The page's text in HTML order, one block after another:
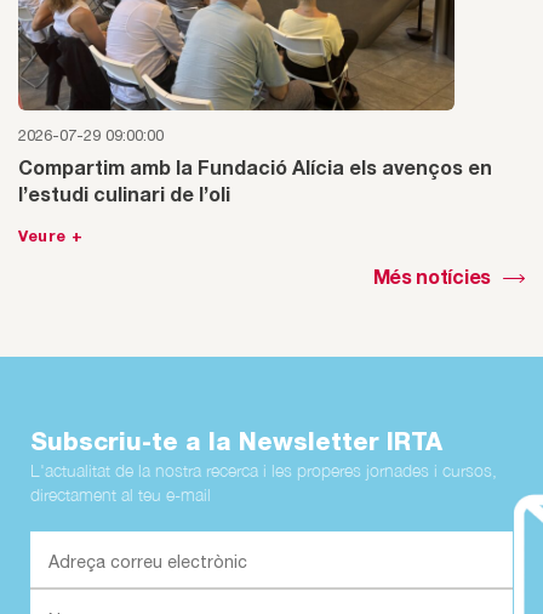
2026-07-29 09:00:00
Compartim amb la Fundació Alícia els avenços en
l’estudi culinari de l’oli
Veure +
Més notícies
Subscriu-te a la Newsletter IRTA
L'actualitat de la nostra recerca i les properes jornades i cursos,
directament al teu e-mail